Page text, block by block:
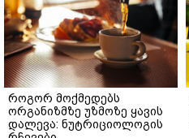
როგორ მოქმედებს
ორგანიზმზე უზმოზე ყავის
დალევა: ნუტრიციოლოგის